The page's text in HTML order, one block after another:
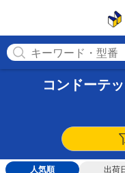
コンドーテ
人気順 出荷